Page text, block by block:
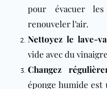
pour évacuer
renouveler l’air.
Nettoyez le lave-
vide avec du
Changez
éponge humide est